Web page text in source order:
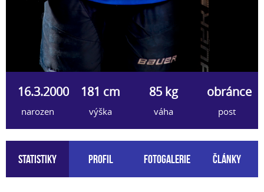
16.3.2000
narozen
181 cm
výška
85 kg
váha
obránce
post
Statistiky Profil Fotogalerie Články